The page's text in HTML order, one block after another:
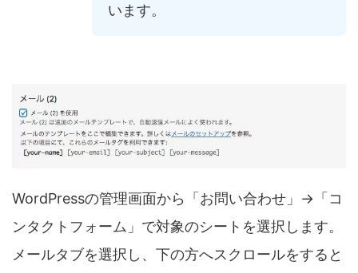
います。
WordPressの管理画面から「お問い合わせ」→「コ
ンタクトフォーム」で対象のシートを選択します。
メールタブを選択し、下の方へスクロールをすると